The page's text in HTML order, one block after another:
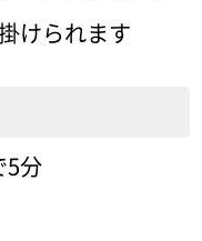
けられます
5分